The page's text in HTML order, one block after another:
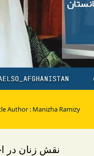
Author : Manizha Ramizy
نقش زنان در